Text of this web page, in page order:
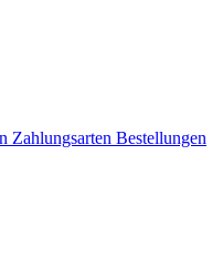
Zahlungsarten Bestellungen